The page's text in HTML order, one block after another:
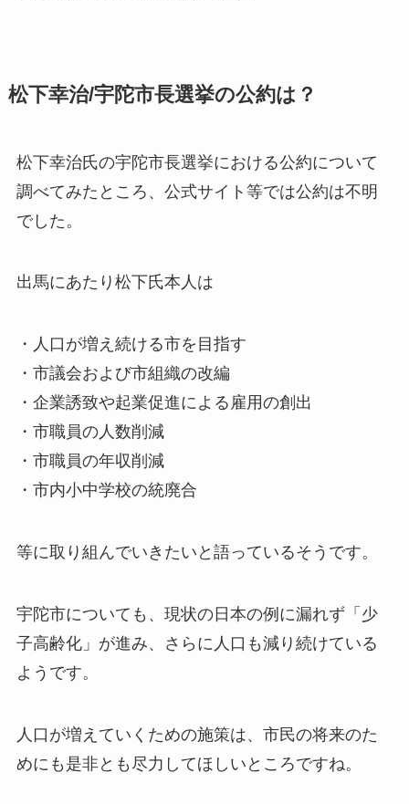
松下幸治/宇陀市長選挙の公約は？
松下幸治氏の宇陀市長選挙における公約について
調べてみたところ、 公式サイト等では公約は不明
でした。
出馬にあたり松下氏本人は
・人口が増え続ける市を目指す
・市議会および市組織の改編
・企業誘致や起業促進による雇用の創出
・市職員の人数削減
・市職員の年収削減
・市内小中学校の統廃合
等に取り組んでいきたいと語っているそうです。
宇陀市についても、現状の日本の例に漏れず「少
子高齢化」が進み、さらに人口も減り続けている
ようです。
人口が増えていくための施策は、市民の将来のた
めにも是非とも尽力してほしいところですね。